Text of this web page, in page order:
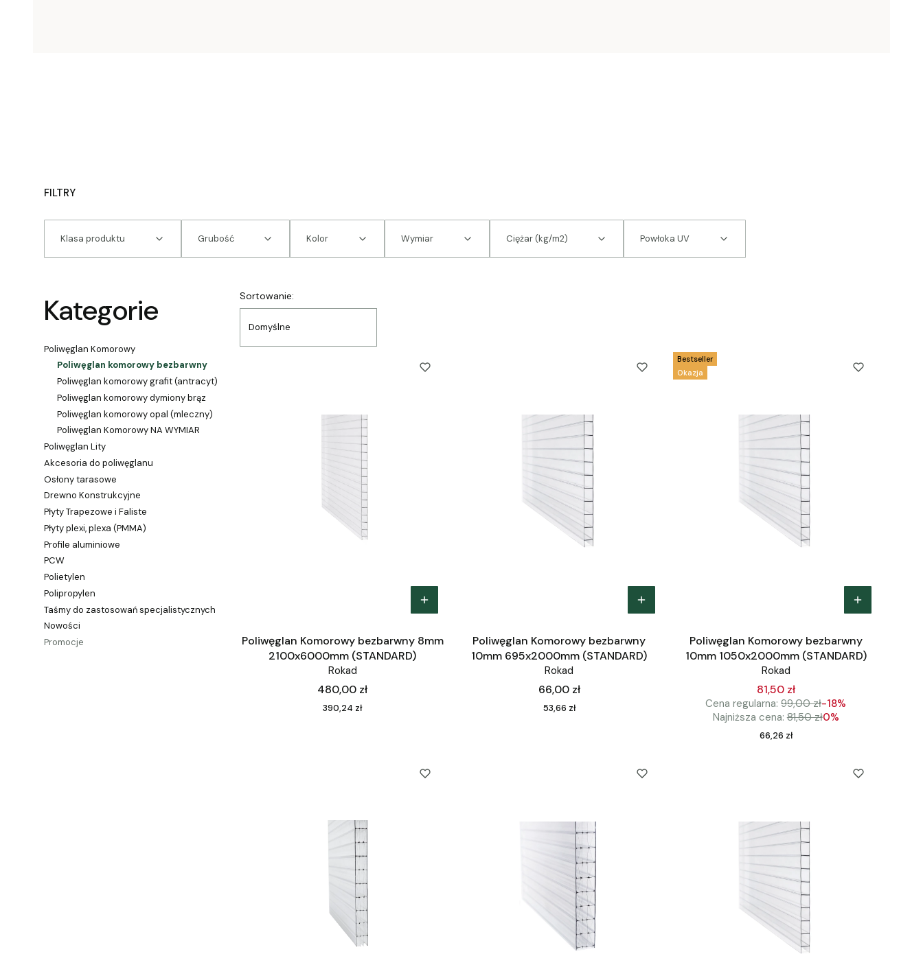
FILTRY
Klasa produktu Grubość Kolor Wymiar Ciężar (kg/m2) Powłoka UV
Kategorie
Poliwęglan Komorowy
Poliwęglan komorowy bezbarwny
Poliwęglan komorowy grafit (antracyt)
Poliwęglan komorowy dymiony brąz
Poliwęglan komorowy opal (mleczny)
Poliwęglan Komorowy NA WYMIAR
Poliwęglan Lity
Akcesoria do poliwęglanu
Osłony tarasowe
Drewno Konstrukcyjne
Płyty Trapezowe i Faliste
Płyty plexi, plexa (PMMA)
Profile aluminiowe
PCW
Polietylen
Polipropylen
Taśmy do zastosowań specjalistycznych
Nowości
Promocje
Lista produktów
Sortowanie:
Domyślne
Poliwęglan Komorowy bezbarwny 8mm
2100x6000mm (STANDARD)
Rokad
Cena
480,00 zł
Cena
390,24 zł
Poliwęglan Komorowy bezbarwny
10mm 695x2000mm (STANDARD)
Rokad
Cena
66,00 zł
Cena
53,66 zł
Okazja
Bestseller
Poliwęglan Komorowy bezbarwny
10mm 1050x2000mm (STANDARD)
Rokad
81,50 zł
Cena regularna: 99,00 zł-18%
Najniższa cena: 81,50 zł0%
Cena
66,26 zł